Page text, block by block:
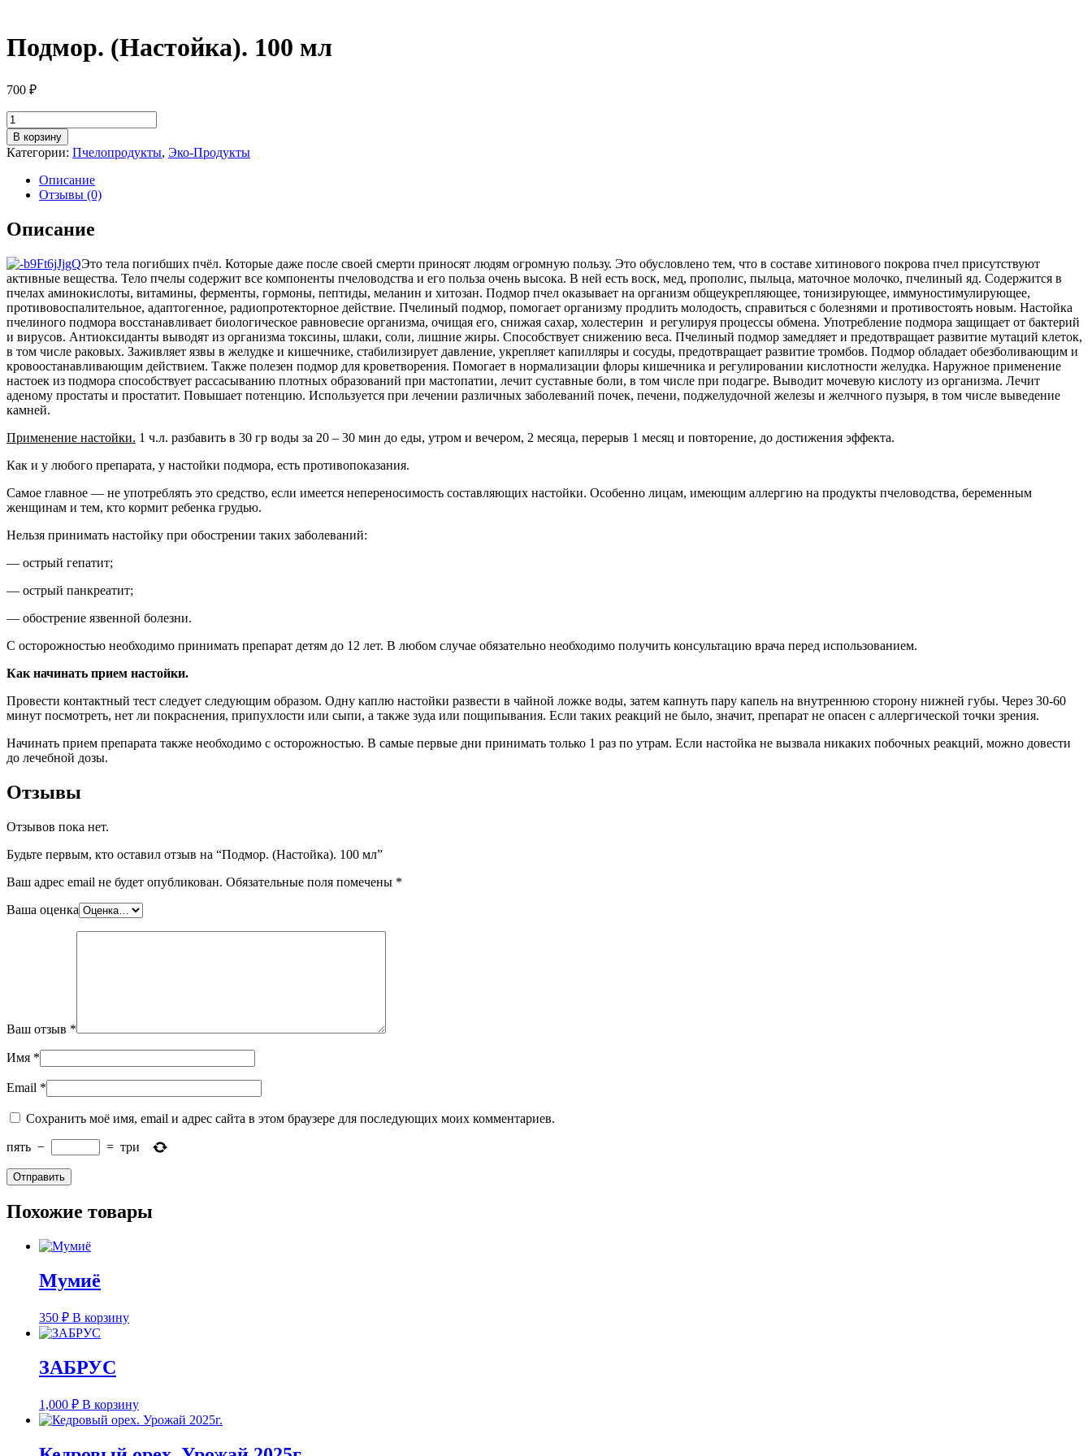
Подмор. (Настойка). 100 мл
700 ₽
Количество
товара
Подмор.
(Настойка).
В корзину
Категории: Пчелопродукты, Эко-Продукты
Описание
Отзывы (0)
Описание
Это тела погибших пчёл. Которые даже после своей смерти приносят людям огромную пользу. Это обусловлено тем, что в составе хитинового покрова пчел присутствуют
активные вещества. Тело пчелы содержит все компоненты пчеловодства и его польза очень высока. В ней есть воск, мед, прополис, пыльца, маточное молочко, пчелиный яд. Содержится в
пчелах аминокислоты, витамины, ферменты, гормоны, пептиды, меланин и хитозан. Подмор пчел оказывает на организм общеукрепляющее, тонизирующее, иммуностимулирующее,
противовоспалительное, адаптогенное, радиопротекторное действие. Пчелиный подмор, помогает организму продлить молодость, справиться с болезнями и противостоять новым. Настойка
пчелиного подмора восстанавливает биологическое равновесие организма, очищая его, снижая сахар, холестерин и регулируя процессы обмена. Употребление подмора защищает от бактерий
и вирусов. Антиоксиданты выводят из организма токсины, шлаки, соли, лишние жиры. Способствует снижению веса. Пчелиный подмор замедляет и предотвращает развитие мутаций клеток,
в том числе раковых. Заживляет язвы в желудке и кишечнике, стабилизирует давление, укрепляет капилляры и сосуды, предотвращает развитие тромбов. Подмор обладает обезболивающим и
кровоостанавливающим действием. Также полезен подмор для кроветворения. Помогает в нормализации флоры кишечника и регулировании кислотности желудка. Наружное применение
настоек из подмора способствует рассасыванию плотных образований при мастопатии, лечит суставные боли, в том числе при подагре. Выводит мочевую кислоту из организма. Лечит
аденому простаты и простатит. Повышает потенцию. Используется при лечении различных заболеваний почек, печени, поджелудочной железы и желчного пузыря, в том числе выведение
камней.
Применение настойки. 1 ч.л. разбавить в 30 гр воды за 20 – 30 мин до еды, утром и вечером, 2 месяца, перерыв 1 месяц и повторение, до достижения эффекта.
Как и у любого препарата, у настойки подмора, есть противопоказания.
Самое главное — не употреблять это средство, если имеется непереносимость составляющих настойки. Особенно лицам, имеющим аллергию на продукты пчеловодства, беременным
женщинам и тем, кто кормит ребенка грудью.
Нельзя принимать настойку при обострении таких заболеваний:
— острый гепатит;
— острый панкреатит;
— обострение язвенной болезни.
С осторожностью необходимо принимать препарат детям до 12 лет. В любом случае обязательно необходимо получить консультацию врача перед использованием.
Как начинать прием настойки.
Провести контактный тест следует следующим образом. Одну каплю настойки развести в чайной ложке воды, затем капнуть пару капель на внутреннюю сторону нижней губы. Через 30-60
минут посмотреть, нет ли покраснения, припухлости или сыпи, а также зуда или пощипывания. Если таких реакций не было, значит, препарат не опасен с аллергической точки зрения.
Начинать прием препарата также необходимо с осторожностью. В самые первые дни принимать только 1 раз по утрам. Если настойка не вызвала никаких побочных реакций, можно довести
до лечебной дозы.
Отзывы
Отзывов пока нет.
Будьте первым, кто оставил отзыв на “Подмор. (Настойка). 100 мл”
Ваш адрес email не будет опубликован. Обязательные поля помечены *
Ваша оценка
Ваш отзыв *
Имя *
Email *
Сохранить моё имя, email и адрес сайта в этом браузере для последующих моих комментариев.
пять − = три
Похожие товары
Мумиё
350 ₽ В корзину
ЗАБРУС
1,000 ₽ В корзину